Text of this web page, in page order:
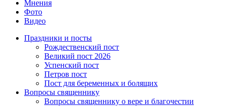
Мнения
Фото
Видео
Праздники и посты
Рождественский пост
Великий пост 2026
Успенский пост
Петров пост
Пост для беременных и болящих
Вопросы священнику
Вопросы священнику о вере и благочестии